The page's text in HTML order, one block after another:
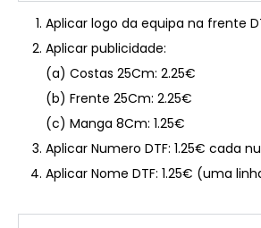
Aplicar logo da equipa na frente
Aplicar publicidade:
(a) Costas 25Cm: 2.25€
(b) Frente 25Cm: 2.25€
(c) Manga 8Cm: 1.25€
Aplicar Numero DTF: 1.25€ cada
Aplicar Nome DTF: 1.25€ (uma